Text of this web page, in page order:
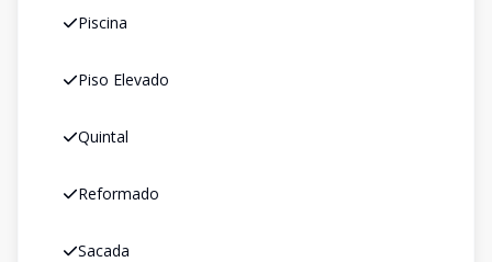
Piscina
Piso Elevado
Quintal
Reformado
Sacada